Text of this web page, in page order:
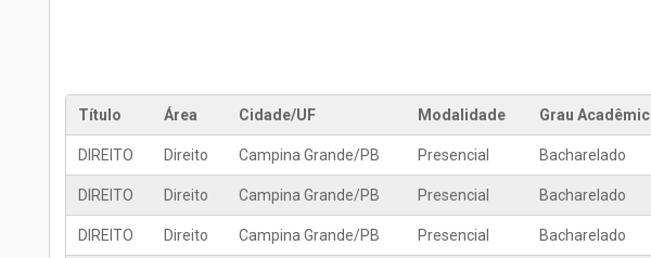
Título Área Cidade/UF Modalidade Grau
DIREITO Direito Campina Grande/PB Presencial Bacharelado
DIREITO Direito Campina Grande/PB Presencial Bacharelado
DIREITO Direito Campina Grande/PB Presencial Bacharelado